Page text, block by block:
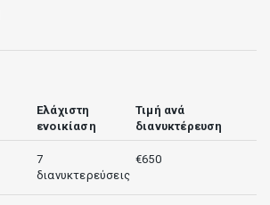
Ελάχιστη
ενοικίαση
Τιμή ανά
διανυκτέρευση
7
διανυκτερεύσεις
€650